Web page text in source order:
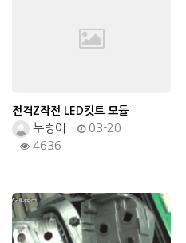
전격Z작전 LED킷트 모듈
누렁이
03-20
4636